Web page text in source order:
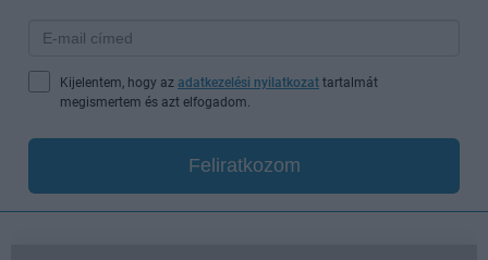
Kijelentem, hogy az adatkezelési nyilatkozat tartalmát
megismertem és azt elfogadom.
Feliratkozom